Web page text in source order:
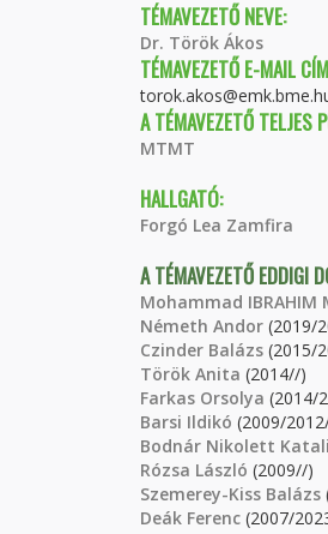
TÉMAVEZETŐ NEVE:
Dr. Török Ákos
TÉMAVEZETŐ E-MAIL
A TÉMAVEZETŐ TELJES
MTMT
HALLGATÓ:
Forgó Lea Zamfira
A TÉMAVEZETŐ EDDIGI
Mohammad IBRAHIM
Németh Andor (2019/
Czinder Balázs (2015/
Török Anita (2014//)
Farkas Orsolya (2014/
Barsi Ildikó (2009/
Bodnár Nikolett
Rózsa László (2009//)
Szemerey-Kiss Balázs
Deák Ferenc (2007/